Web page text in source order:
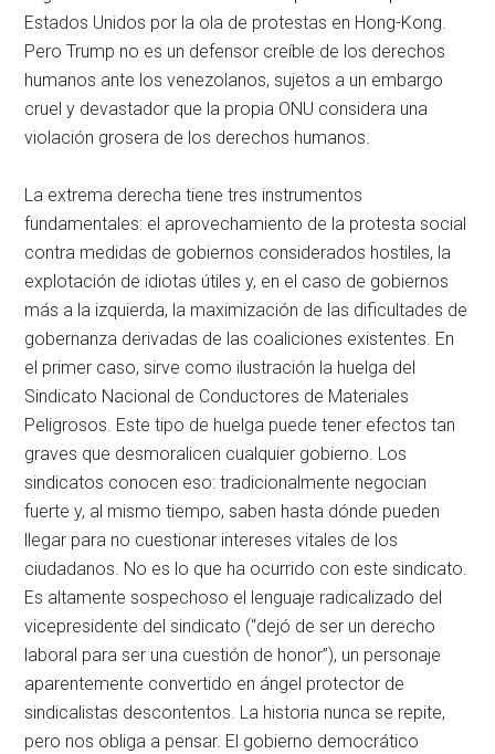
Estados Unidos por la ola de protestas en Hong-Kong.
Pero Trump no es un defensor creíble de los derechos
humanos ante los venezolanos, sujetos a un embargo
cruel y devastador que la propia ONU considera una
violación grosera de los derechos humanos.
La extrema derecha tiene tres instrumentos
fundamentales: el aprovechamiento de la protesta social
contra medidas de gobiernos considerados hostiles, la
explotación de idiotas útiles y, en el caso de gobiernos
más a la izquierda, la maximización de las dificultades de
gobernanza derivadas de las coaliciones existentes. En
el primer caso, sirve como ilustración la huelga del
Sindicato Nacional de Conductores de Materiales
Peligrosos. Este tipo de huelga puede tener efectos tan
graves que desmoralicen cualquier gobierno. Los
sindicatos conocen eso: tradicionalmente negocian
fuerte y, al mismo tiempo, saben hasta dónde pueden
llegar para no cuestionar intereses vitales de los
ciudadanos. No es lo que ha ocurrido con este sindicato.
Es altamente sospechoso el lenguaje radicalizado del
vicepresidente del sindicato (“dejó de ser un derecho
laboral para ser una cuestión de honor”), un personaje
aparentemente convertido en ángel protector de
sindicalistas descontentos. La historia nunca se repite,
pero nos obliga a pensar. El gobierno democrático